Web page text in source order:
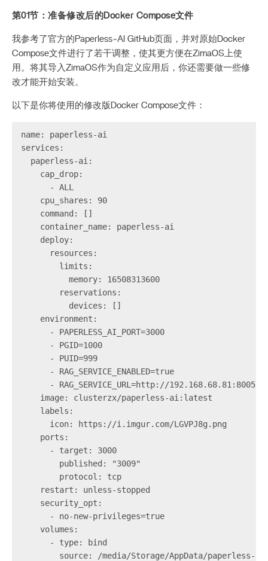
第01节：准备修改后的Docker Compose文件
我参考了官方的Paperless‑AI GitHub页面，并对原始Docker
Compose文件进行了若干调整，使其更方便在ZimaOS上使
用。将其导入ZimaOS作为自定义应用后，你还需要做一些修
改才能开始安装。
以下是你将使用的修改版Docker Compose文件：
name: paperless-ai
services:
  paperless-ai:
    cap_drop:
      - ALL
    cpu_shares: 90
    command: []
    container_name: paperless-ai
    deploy:
      resources:
        limits:
          memory: 16508313600
        reservations:
          devices: []
    environment:
      - PAPERLESS_AI_PORT=3000
      - PGID=1000
      - PUID=999
      - RAG_SERVICE_ENABLED=true
      - RAG_SERVICE_URL=http://192.168.68.81:8005
    image: clusterzx/paperless-ai:latest
    labels:
      icon: https://i.imgur.com/LGVPJ8g.png
    ports:
      - target: 3000
        published: "3009"
        protocol: tcp
    restart: unless-stopped
    security_opt:
      - no-new-privileges=true
    volumes:
      - type: bind
source: /media/Storage/AppData/paperless-